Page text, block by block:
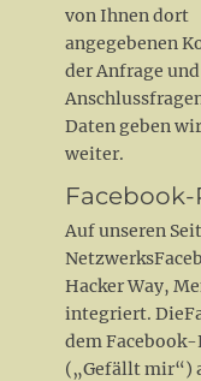
von Ihnen dort
angegebenen
der Anfrage
Daten geben
weiter.
Auf unseren
Hacker Way,
integriert.
dem
(„Gefällt mir“)